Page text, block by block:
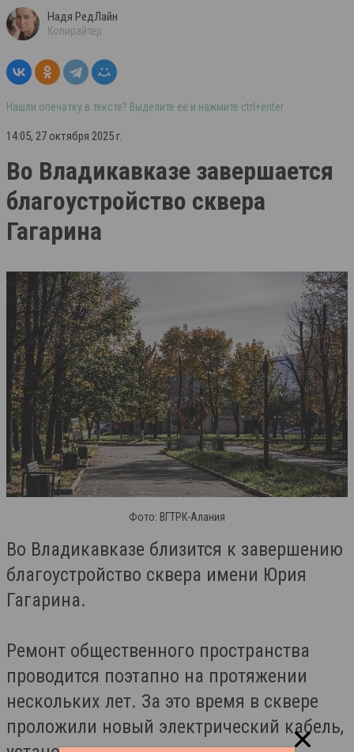
Надя РедЛайн
Копирайтер
Нашли опечатку в тексте? Выделите её и нажмите ctrl+enter
14:05, 27 октября 2025 г.
Во Владикавказе завершается
благоустройство сквера
Гагарина
Фото: ВГТРК-Алания
Во Владикавказе близится к завершению
благоустройство сквера имени Юрия
Гагарина.
Ремонт общественного пространства
проводится поэтапно на протяжении
нескольких лет. За это время в сквере
проложили новый электрический кабель,